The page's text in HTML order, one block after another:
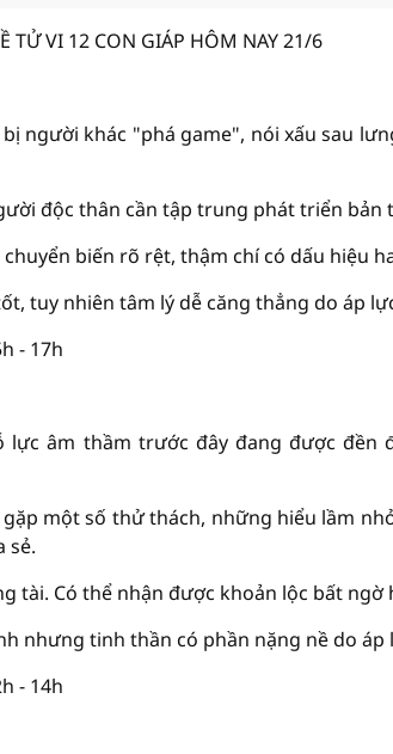
TỬ VI 12 CON GIÁP HÔM NAY 21/6
người khác "phá game", nói xấu sau
độc thân cần tập trung phát triển bản
chuyển biến rõ rệt, thậm chí có dấu hiệu
tuy nhiên tâm lý dễ căng thẳng do áp
- 17h
lực âm thầm trước đây đang được đền
gặp một số thử thách, những hiểu lầm
sẻ.
tài. Có thể nhận được khoản lộc bất
nhưng tinh thần có phần nặng nề do
- 14h